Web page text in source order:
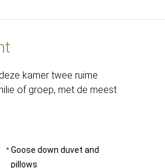
kamer twee ruime
of groep, met de meest
Goose down duvet and
pillows